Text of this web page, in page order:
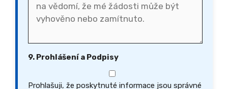
9. Prohlášení a Podpisy
Prohlašuji, že poskytnuté informace jsou správné